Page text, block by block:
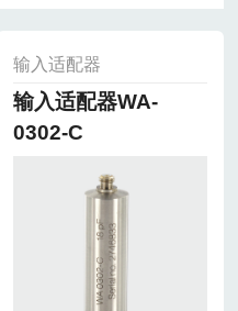
输入适配器
输入适配器WA-
0302-C